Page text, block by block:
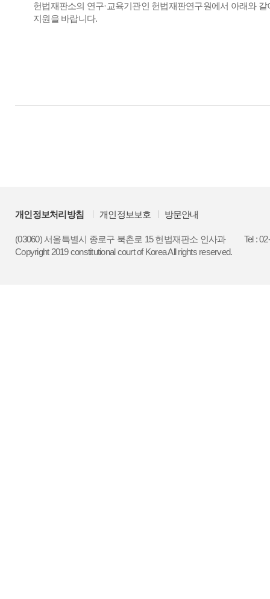
헌법재판소의 연구·교육기관인 헌법재판연구원에서 아래와
지원을 바랍니다.
개인정보처리방침 개인정보보호 방문안내
(03060) 서울특별시 종로구 북촌로 15 헌법재판소 인사과
Tel :
Copyright 2019 constitutional court of Korea All rights reserved.